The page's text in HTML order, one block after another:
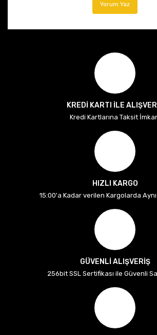
Yorum Yaz
KREDİ KARTI İLE
Kredi Kartlarına Taksit
HIZLI KARGO
15:00'a Kadar verilen Kargolarda
GÜVENLİ ALIŞVERİŞ
256bit SSL Sertifikası ile Güvenli